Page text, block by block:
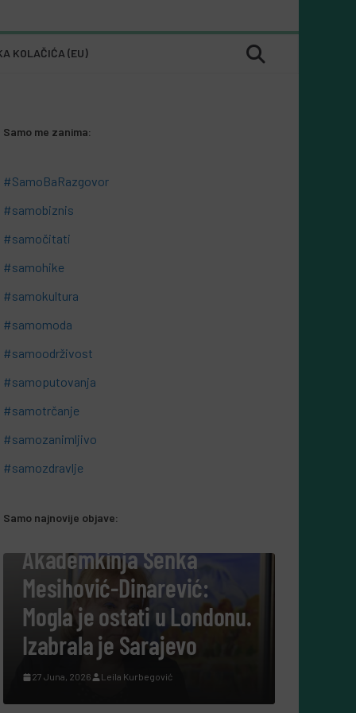
KOLAČIĆA (EU)
Samo me zanima:
#SamoBaRazgovor
#samobiznis
#samočitati
#samohike
#samokultura
#samomoda
#samoodrživost
#samoputovanja
#samotrčanje
#samozanimljivo
#samozdravlje
Samo najnovije objave:
#SAMOBARAZGOVOR
Akademkinja Senka
Mesihović-Dinarević:
Mogla je ostati u Londonu.
Izabrala je Sarajevo
27 Juna, 2026 Leila Kurbegović